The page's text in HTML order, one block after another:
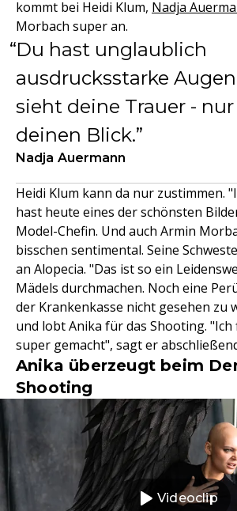
kommt bei Heidi Klum, Nadja
Morbach super an.
Du hast unglaublich
ausdrucksstarke
sieht deine Trauer -
deinen Blick.
Nadja Auermann
Heidi Klum kann da nur zustimmen.
hast heute eines der schönsten
Model-Chefin. Und auch Armin
bisschen sentimental. Seine
an Alopecia. "Das ist so ein
Mädels durchmachen. Noch eine
der Krankenkasse nicht gesehen zu
und lobt Anika für das Shooting. "Ich
super gemacht", sagt er
Anika überzeugt beim
Shooting
Videoclip